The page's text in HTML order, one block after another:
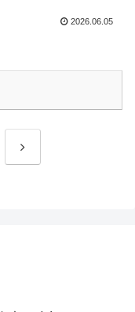
2026.06.05
次